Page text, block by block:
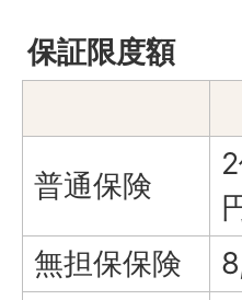
保証限度額
普通保険
無担保保険